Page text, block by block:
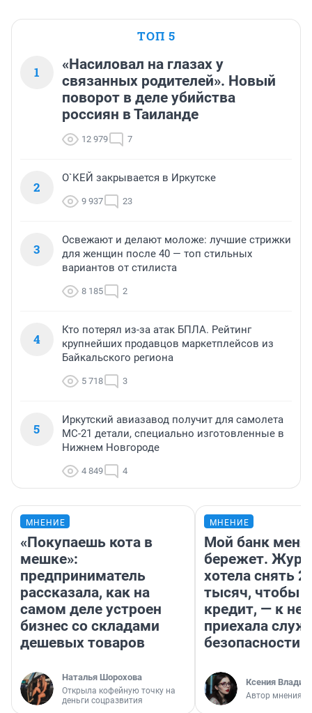
ТОП 5
1
«Насиловал на глазах у
связанных родителей». Новый
поворот в деле убийства
россиян в Таиланде
12 979 7
2
О`КЕЙ закрывается в Иркутске
9 937 23
3
Освежают и делают моложе: лучшие стрижки
для женщин после 40 — топ стильных
вариантов от стилиста
8 185 2
4
Кто потерял из-за атак БПЛА. Рейтинг
крупнейших продавцов маркетплейсов из
Байкальского региона
5 718 3
5
Иркутский авиазавод получит для самолета
МС-21 детали, специально изготовленные в
Нижнем Новгороде
4 849 4
МНЕНИЕ
«Покупаешь кота в
мешке»:
предприниматель
рассказала, как на
самом деле устроен
бизнес со складами
дешевых товаров
Наталья Шорохова
Открыла кофейную точку на
деньги соцразвития
МНЕНИЕ
Мой банк меня
бережет.
хотела снять
тысяч, чтобы
кредит, — к
приехала
безопасности
Ксения
Автор мнения